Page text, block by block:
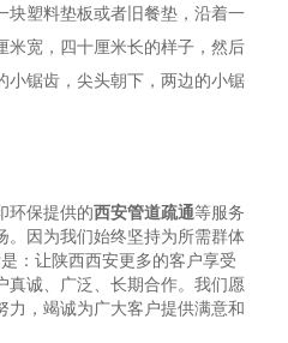
块塑料垫板或者旧餐垫，沿着一
米宽，四十厘米长的样子，然后
小锯齿，尖头朝下，两边的小锯
环保提供的西安管道疏通等服务
。因为我们始终坚持为所需群体
：让陕西西安更多的客户享受
真诚、广泛、长期合作。我们愿
力，竭诚为广大客户提供满意和